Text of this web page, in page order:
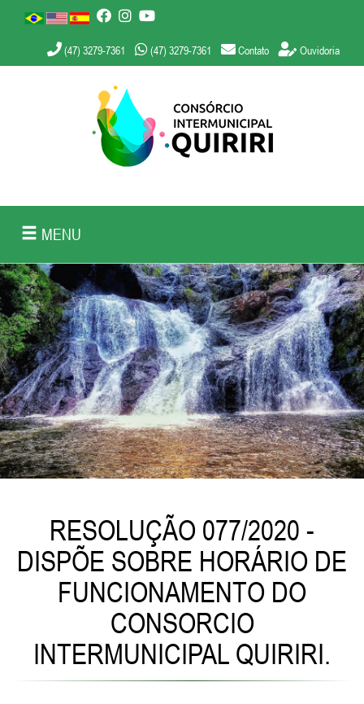
(47) 3279-7361 (47) 3279-7361 Contato Ouvidoria
MENU
RESOLUÇÃO 077/2020 -
DISPÕE SOBRE HORÁRIO DE
FUNCIONAMENTO DO
CONSORCIO
INTERMUNICIPAL QUIRIRI.